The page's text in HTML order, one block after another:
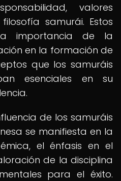
valores
samurái. Estos
importancia de la
en la formación de
que los samuráis
esenciales en su
de los samuráis
se manifiesta en la
el énfasis en el
de la disciplina
para el éxito.